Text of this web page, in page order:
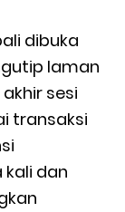
dibuka
laman
akhir sesi
transaksi
dan